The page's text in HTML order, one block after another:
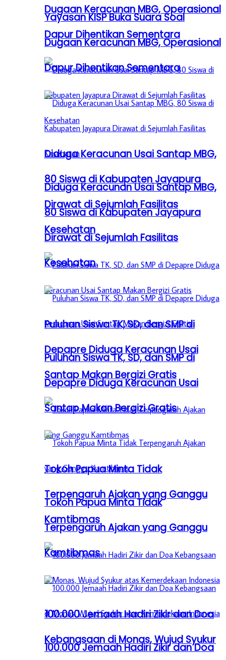
Dugaan Keracunan MBG, Operasional
Dapur Dihentikan Sementara
Diduga Keracunan Usai Santap MBG,
80 Siswa di Kabupaten Jayapura
Dirawat di Sejumlah Fasilitas
Kesehatan
Puluhan Siswa TK, SD, dan SMP di
Depapre Diduga Keracunan Usai
Santap Makan Bergizi Gratis
Tokoh Papua Minta Tidak
Terpengaruh Ajakan yang Ganggu
Kamtibmas
100.000 Jemaah Hadiri Zikir dan Doa
Kebangsaan di Monas, Wujud Syukur
Yayasan KISP Buka Suara Soal
Dugaan Keracunan MBG, Operasional
Dapur Dihentikan Sementara
Diduga Keracunan Usai Santap MBG,
80 Siswa di Kabupaten Jayapura
Dirawat di Sejumlah Fasilitas
Kesehatan
Puluhan Siswa TK, SD, dan SMP di
Depapre Diduga Keracunan Usai
Santap Makan Bergizi Gratis
Tokoh Papua Minta Tidak
Terpengaruh Ajakan yang Ganggu
Kamtibmas
100.000 Jemaah Hadiri Zikir dan Doa